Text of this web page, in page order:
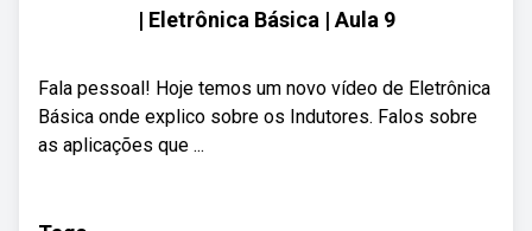
| Eletrônica Básica | Aula 9
Fala pessoal! Hoje temos um novo vídeo de Eletrônica
Básica onde explico sobre os Indutores. Falos sobre
as aplicações que ...